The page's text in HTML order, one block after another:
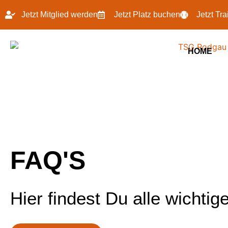
Jetzt Mitglied werden Jetzt Platz buchen Jetzt
HOME
FAQ'S
Hier findest Du alle